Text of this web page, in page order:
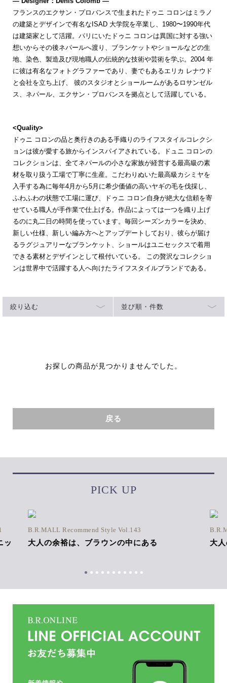
フランスのエクサン・プロバンスで生まれたドゥニ コロンはミラノ
の建築とデザインで有名なISAD 大学院を卒業し、1980〜1990年代
は建築家として活躍。パリにいたドゥニ コロンは異国に対する強い
想いからその後ネパールへ渡り、ブランケットやショールなどの生
地、染色、製造及び現地職人の伝統的な技術や芸術を学ぶ。2004 年
に彼は有名なフォトグラファーであり、妻でもあるエリカ レナウド
と会社を立ち上げ、 彼のスタジオとショールームがあるロサンゼル
ス、ネパール、エクサン・プロバンスを拠点として活躍している。
<Quality>
ドゥニ コロンの品と奥行きのある手織りのライフスタイルコレクシ
ョンは彼が愛する旅からインスパイアされている。ドュニ コロンの
コレクションは、全てネパールの小さな家族が経営する最高級の素
材を取り扱う工場で丁寧に生産。こだわりぬいた最高級カシミヤを
入手する為に毎年4月から5月に希少価値の高いヤギの毛を伐採し、
ふわふわの状態で工場に運び、ドゥニ コロン自身が絶大な信頼を寄
せている職人が手作業で仕上げる。作品によっては一つを織り上げ
るのに丸二日の時間を使っています。毎回シーズンカラーを決め、
新しい仕様、新しい編み方へとアップデートしており、彼らが届け
るラグジュアリーなブランケット、ショールはユニセックスで着用
できる素材とデザインとして根付いている。 この贅沢なコレクショ
ンは世界中で活躍する人へ向けたライフスタイルブランドである。
絞り込む 並び順・件数
お探しの商品が見つかりませんでした。
戻る
PICK UP
ッ
B.R.MALL Recommend Style Vol.143
大人の余裕は、ブラウンの中にある 大